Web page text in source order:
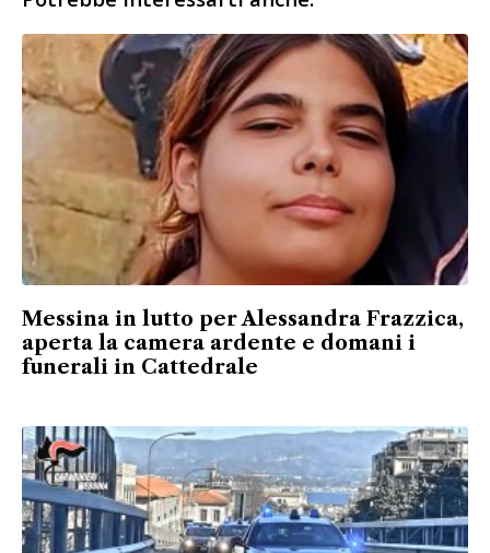
Messina in lutto per Alessandra Frazzica,
aperta la camera ardente e domani i
funerali in Cattedrale